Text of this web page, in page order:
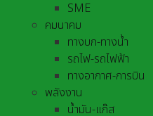
SME
คมนาคม
ทางบก-ทางน้ำ
รถไฟ-รถไฟฟ้า
ทางอากาศ-การบิน
พลังงาน
น้ำมัน-แก๊ส